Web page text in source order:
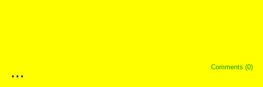
Comments (0)
• • •